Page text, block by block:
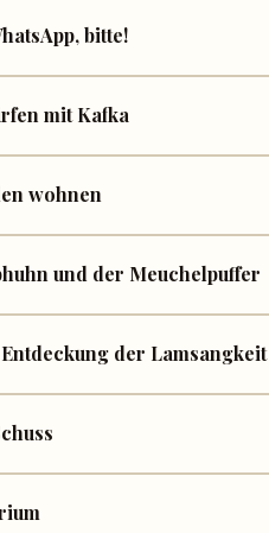
bitte!
mit Kafka
wohnen
und der Meuchelpuffer
der Lamsangkeit